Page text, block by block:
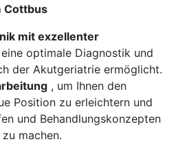
Cottbus
mit exzellenter
optimale Diagnostik und
der Akutgeriatrie ermöglicht.
, um Ihnen den
Position zu erleichtern und
und Behandlungskonzepten
machen.